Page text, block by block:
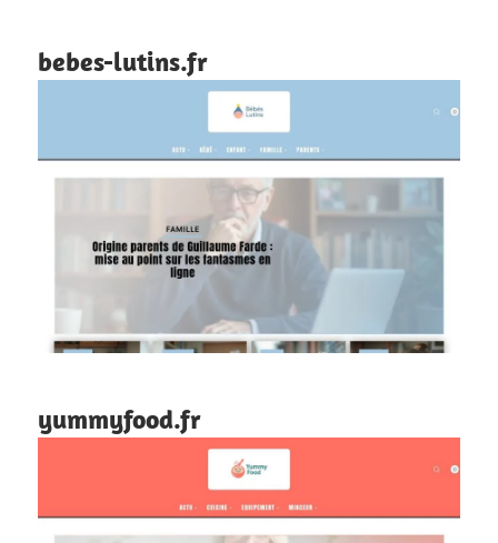
bebes-lutins.fr
yummyfood.fr